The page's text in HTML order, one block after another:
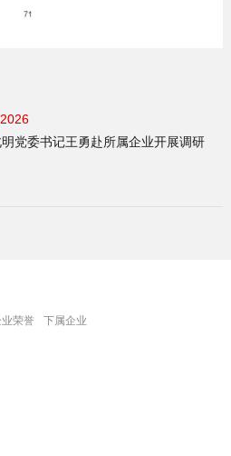
党委书记王勇赴所属企业开展调研
荣誉 下属企业